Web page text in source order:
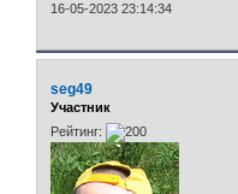
16-05-2023 23:14:34
seg49
Участник
Рейтинг: